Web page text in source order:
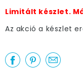
Limitált készlet.
Az akció a készlet